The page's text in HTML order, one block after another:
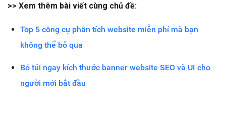
>> Xem thêm bài viết cùng chủ đề:
Top 5 công cụ phân tích website miễn phí mà bạn
không thể bỏ qua
Bỏ túi ngay kích thước banner website SEO và UI cho
người mới bắt đầu